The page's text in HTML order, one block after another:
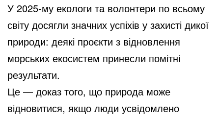
У 2025-му екологи та волонтери по всьому
світу досягли значних успіхів у захисті дикої
природи: деякі проєкти з відновлення
морських екосистем принесли помітні
результати.
Це — доказ того, що природа може
відновитися, якщо люди усвідомлено